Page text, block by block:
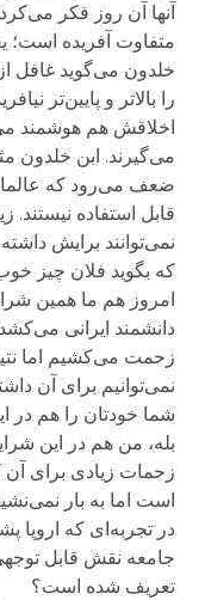
آنها آن روز فکر
متفاوت آفریده است؛
خلدون می‌گوید غافل
را بالاتر و پایین‌تر
اخلاقش هم
می‌گیرند. ابن خلدون
ضعف می‌رود که
قابل استفاده
نمی‌توانند برایش
که بگوید فلان چیز
امروز هم ما همین
دانشمند ایرانی
زحمت می‌کشیم اما
نمی‌توانیم برای آن
شما خودتان را هم در
بله، من هم در این
زحمات زیادی برای آن
است اما به بار
در تجربه‌ای که
جامعه نقش قابل
تعریف شده است؟